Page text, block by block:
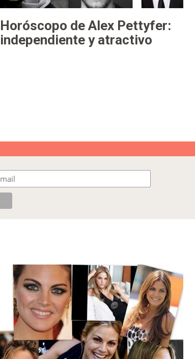
Horóscopo de Alex Pettyfer:
independiente y atractivo